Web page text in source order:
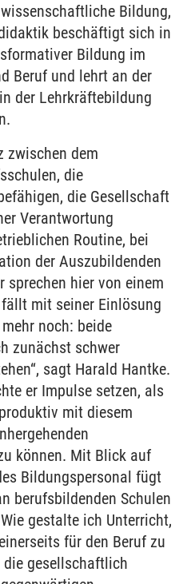
Bildung,
beschäftigt sich in
Bildung im
Beruf und lehrt an der
der Lehrkräftebildung
zwischen dem
die
die Gesellschaft
Verantwortung
Routine, bei
der Auszubildenden
sprechen hier von einem
mit seiner Einlösung
noch: beide
zunächst schwer
sagt Harald Hantke.
er Impulse setzen, als
mit diesem
können. Mit Blick auf
Bildungspersonal fügt
berufsbildenden Schulen
gestalte ich Unterricht,
für den Beruf zu
gesellschaftlich